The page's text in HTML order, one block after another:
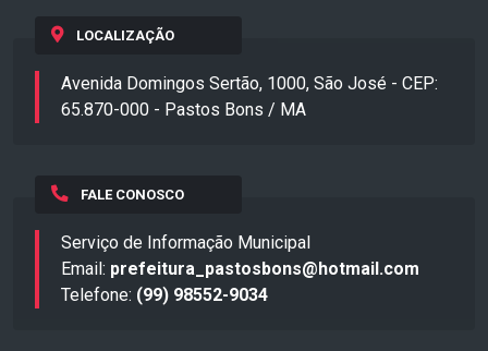
LOCALIZAÇÃO
Avenida Domingos Sertão, 1000, São José - CEP:
65.870-000 - Pastos Bons / MA
FALE CONOSCO
Serviço de Informação Municipal
Email: prefeitura_pastosbons@hotmail.com
Telefone: (99) 98552-9034